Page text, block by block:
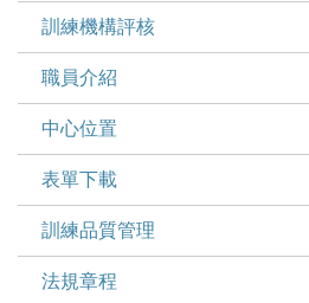
訓練機構評核
職員介紹
中心位置
表單下載
訓練品質管理
法規章程